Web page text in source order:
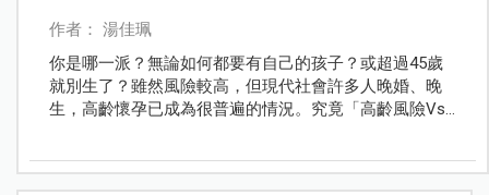
作者： 湯佳珮
你是哪一派？無論如何都要有自己的孩子？或超過45歲
就別生了？雖然風險較高，但現代社會許多人晚婚、晚
生，高齡懷孕已成為很普遍的情況。究竟「高齡風險Vs.